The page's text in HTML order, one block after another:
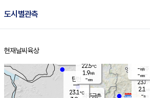
도시별관측
홈
현재날씨 육상
양주
23.8
2.1
-mm
파주금촌
탄현
23.1℃
-m/s
-mm
22.5℃
1.9m/s
-mm